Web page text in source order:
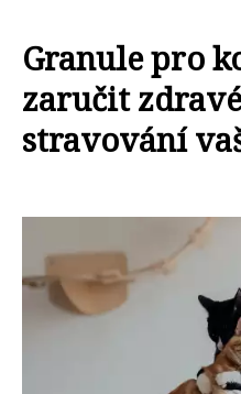
Granule pro
zaručit
stravování